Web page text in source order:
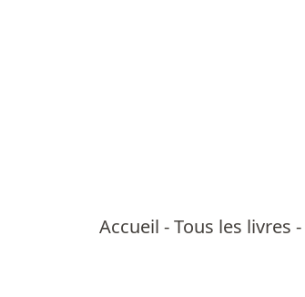
Accueil -Tous les livres -